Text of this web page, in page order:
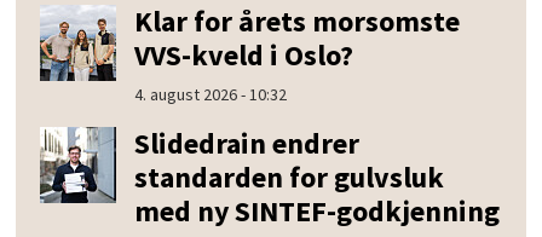
Klar for årets morsomste
VVS-kveld i Oslo?
4. august 2026 - 10:32
Slidedrain endrer
standarden for gulvsluk
med ny SINTEF-godkjenning